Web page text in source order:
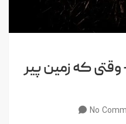
که زمین پیر
No